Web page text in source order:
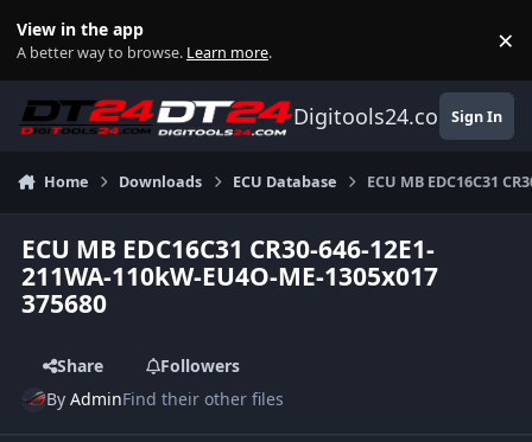
View in the app
A better way to browse. Learn more. ×
Digitools24.comSign In
Home Downloads ECU Database ECU MB EDC16C31
ECU MB EDC16C31 CR30-646-12E1-
211WA-110kW-EU4O-ME-1305x017
375680
Share
Followers
ByAdminFind their other files